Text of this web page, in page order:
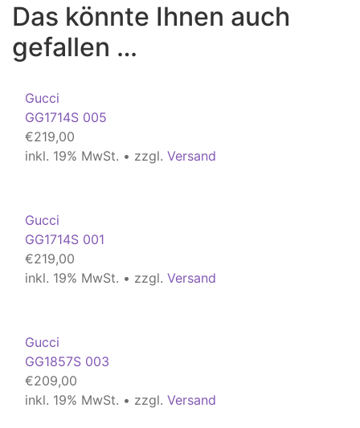
Das könnte Ihnen auch
gefallen …
Gucci
GG1714S 005
€219,00
inkl. 19% MwSt. • zzgl. Versand
Gucci
GG1714S 001
€219,00
inkl. 19% MwSt. • zzgl. Versand
Gucci
GG1857S 003
€209,00
inkl. 19% MwSt. • zzgl. Versand